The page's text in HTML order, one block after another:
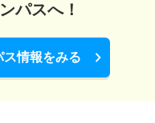
パスへ！
情報をみる